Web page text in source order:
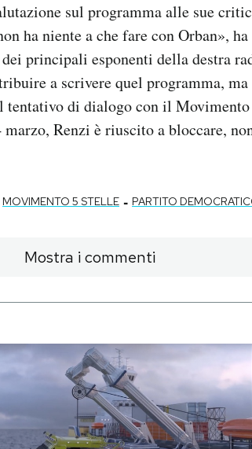
sul programma alle sue
ha niente a che fare con Orban»,
principali esponenti della destra
a scrivere quel programma,
di dialogo con il
Renzi è riuscito a bloccare,
MOVIMENTO 5 STELLE - PARTITO
Mostra i commenti